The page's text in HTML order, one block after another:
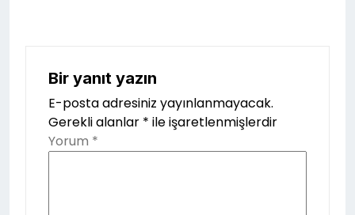
Bir yanıt yazın
E-posta adresiniz yayınlanmayacak.
Gerekli alanlar * ile işaretlenmişlerdir
Yorum *